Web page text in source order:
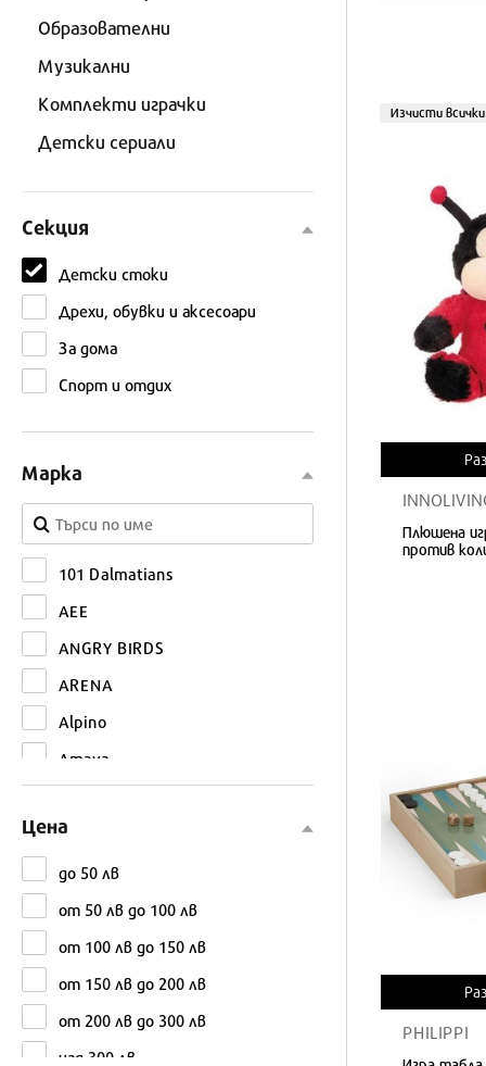
Образователни
Музикални
Комплекти играчки
Детски сериали
Секция
Детски стоки
Дрехи, обувки и аксесоари
За дома
Спорт и отдих
Марка
101 Dalmatians
AEE
ANGRY BIRDS
ARENA
Alpino
Amaya
Avengers
BABY born
BANBAO
BARBIE
BOSCH
BUBA
Baby Art
Цена
до 50 лв
от 50 лв до 100 лв
от 100 лв до 150 лв
от 150 лв до 200 лв
от 200 лв до 300 лв
над 300 лв
Изчисти
Плюшена
против
PHILIPPI